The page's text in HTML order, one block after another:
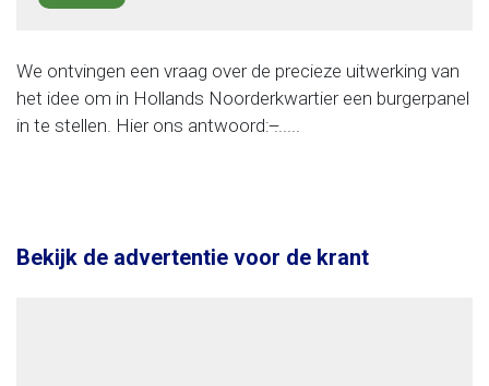
We ontvingen een vraag over de precieze uitwerking van
het idee om in Hollands Noorderkwartier een burgerpanel
in te stellen. Hier ons antwoord: ̶......
Bekijk de advertentie voor de krant